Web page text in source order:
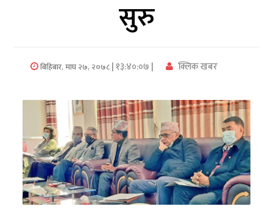
मनाेरञ्जन
विज्ञान
अन्तरर्वार्ता
विचार/
ब्लग
सुरु
बिहिबार, माघ २७, २०७८| १३:४०:०७ | क्लिक खबर